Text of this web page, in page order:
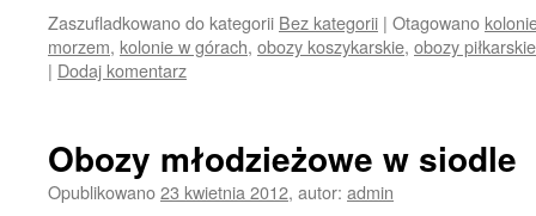
Zaszufladkowano do kategorii Bez kategorii | Otagowano
morzem, kolonie w górach, obozy koszykarskie, obozy piłkarskie
| Dodaj komentarz
Obozy młodzieżowe w siodle
Opublikowano23 kwietnia 2012, autor: admin